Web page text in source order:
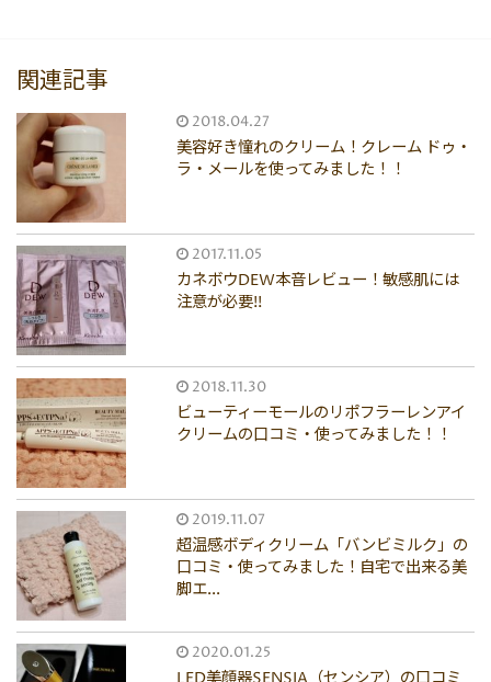
関連記事
2018.04.27
美容好き憧れのクリーム！クレーム ドゥ・
ラ・メールを使ってみました！！
2017.11.05
カネボウDEW本音レビュー！敏感肌には
注意が必要!!
2018.11.30
ビューティーモールのリポフラーレンアイ
クリームの口コミ・使ってみました！！
2019.11.07
超温感ボディクリーム「バンビミルク」の
口コミ・使ってみました！自宅で出来る美
脚エ...
2020.01.25